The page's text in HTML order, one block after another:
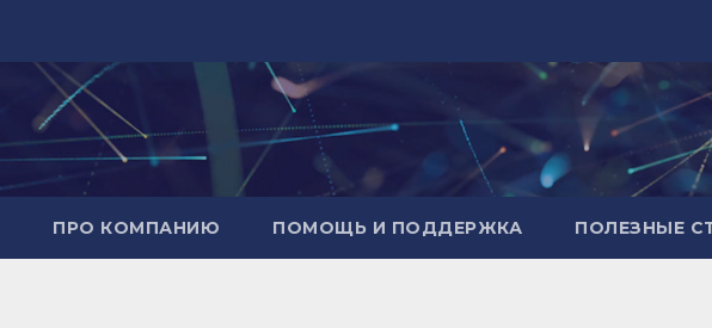
ПРО КОМПАНИЮ ПОМОЩЬ И ПОДДЕРЖКА ПОЛЕЗНЫЕ